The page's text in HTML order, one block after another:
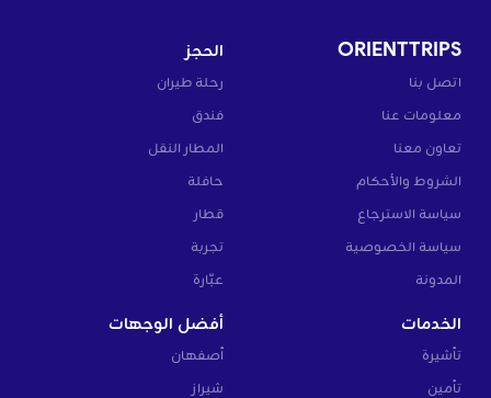
ORIENTTRIPS
اتصل بنا
معلومات عنا
تعاون معنا
الشروط والأحكام
سياسة الاسترجاع
سياسة الخصوصية
المدونة
الحجز
رحلة طيران
فندق
المطار النقل
حافلة
قطار
تجربة
عبّارة
الخدمات
تأشيرة
تأمين
أفضل الوجهات
أصفهان
شيراز